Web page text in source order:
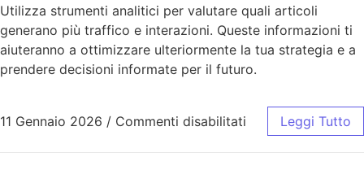
Utilizza strumenti analitici per valutare quali articoli
generano più traffico e interazioni. Queste informazioni ti
aiuteranno a ottimizzare ulteriormente la tua strategia e a
prendere decisioni informate per il futuro.
11 Gennaio 2026 / Commenti disabilitati Leggi Tutto